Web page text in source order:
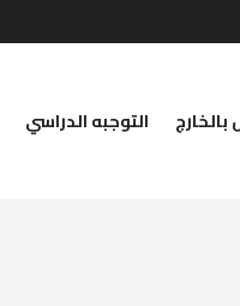
التوجبه الدراسي